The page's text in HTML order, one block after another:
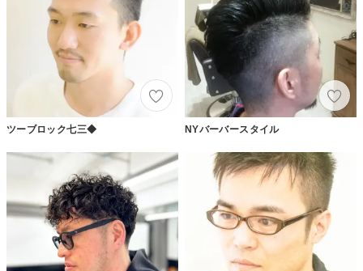
ツーブロック七三◆ NYバーバースタイル